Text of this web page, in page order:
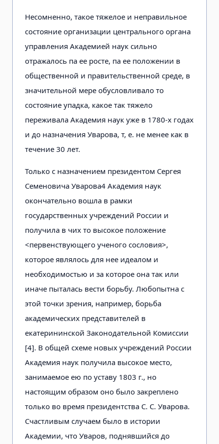
Несомненно, такое тяжелое и неправильное
состояние организации центрального органа
управления Академией наук сильно
отражалось па ее росте, па ее положении в
общественной и правительственной среде, в
значительной мере обусловливало то
состояние упадка, какое так тяжело
переживала Академия наук уже в 1780-х годах
и до назначения Уварова, т, е. не менее как в
течение 30 лет.
Только с назначением президентом Сергея
Семеновича Уварова4 Академия наук
окончательно вошла в рамки
государственных учреждений России и
получила в чих то высокое положение
<первенствующего ученого сословия>,
которое являлось для нее идеалом и
необходимостью и за которое она так или
иначе пыталась вести борьбу. Любопытна с
этой точки зрения, например, борьба
академических представителей в
екатерининской Законодательной Комиссии
[4]. В общей схеме новых учреждений России
Академия наук получила высокое место,
занимаемое ею по уставу 1803 г., но
настоящим образом оно было закреплено
только во время президентства С. С. Уварова.
Счастливым случаем было в истории
Академии, что Уваров, поднявшийся до